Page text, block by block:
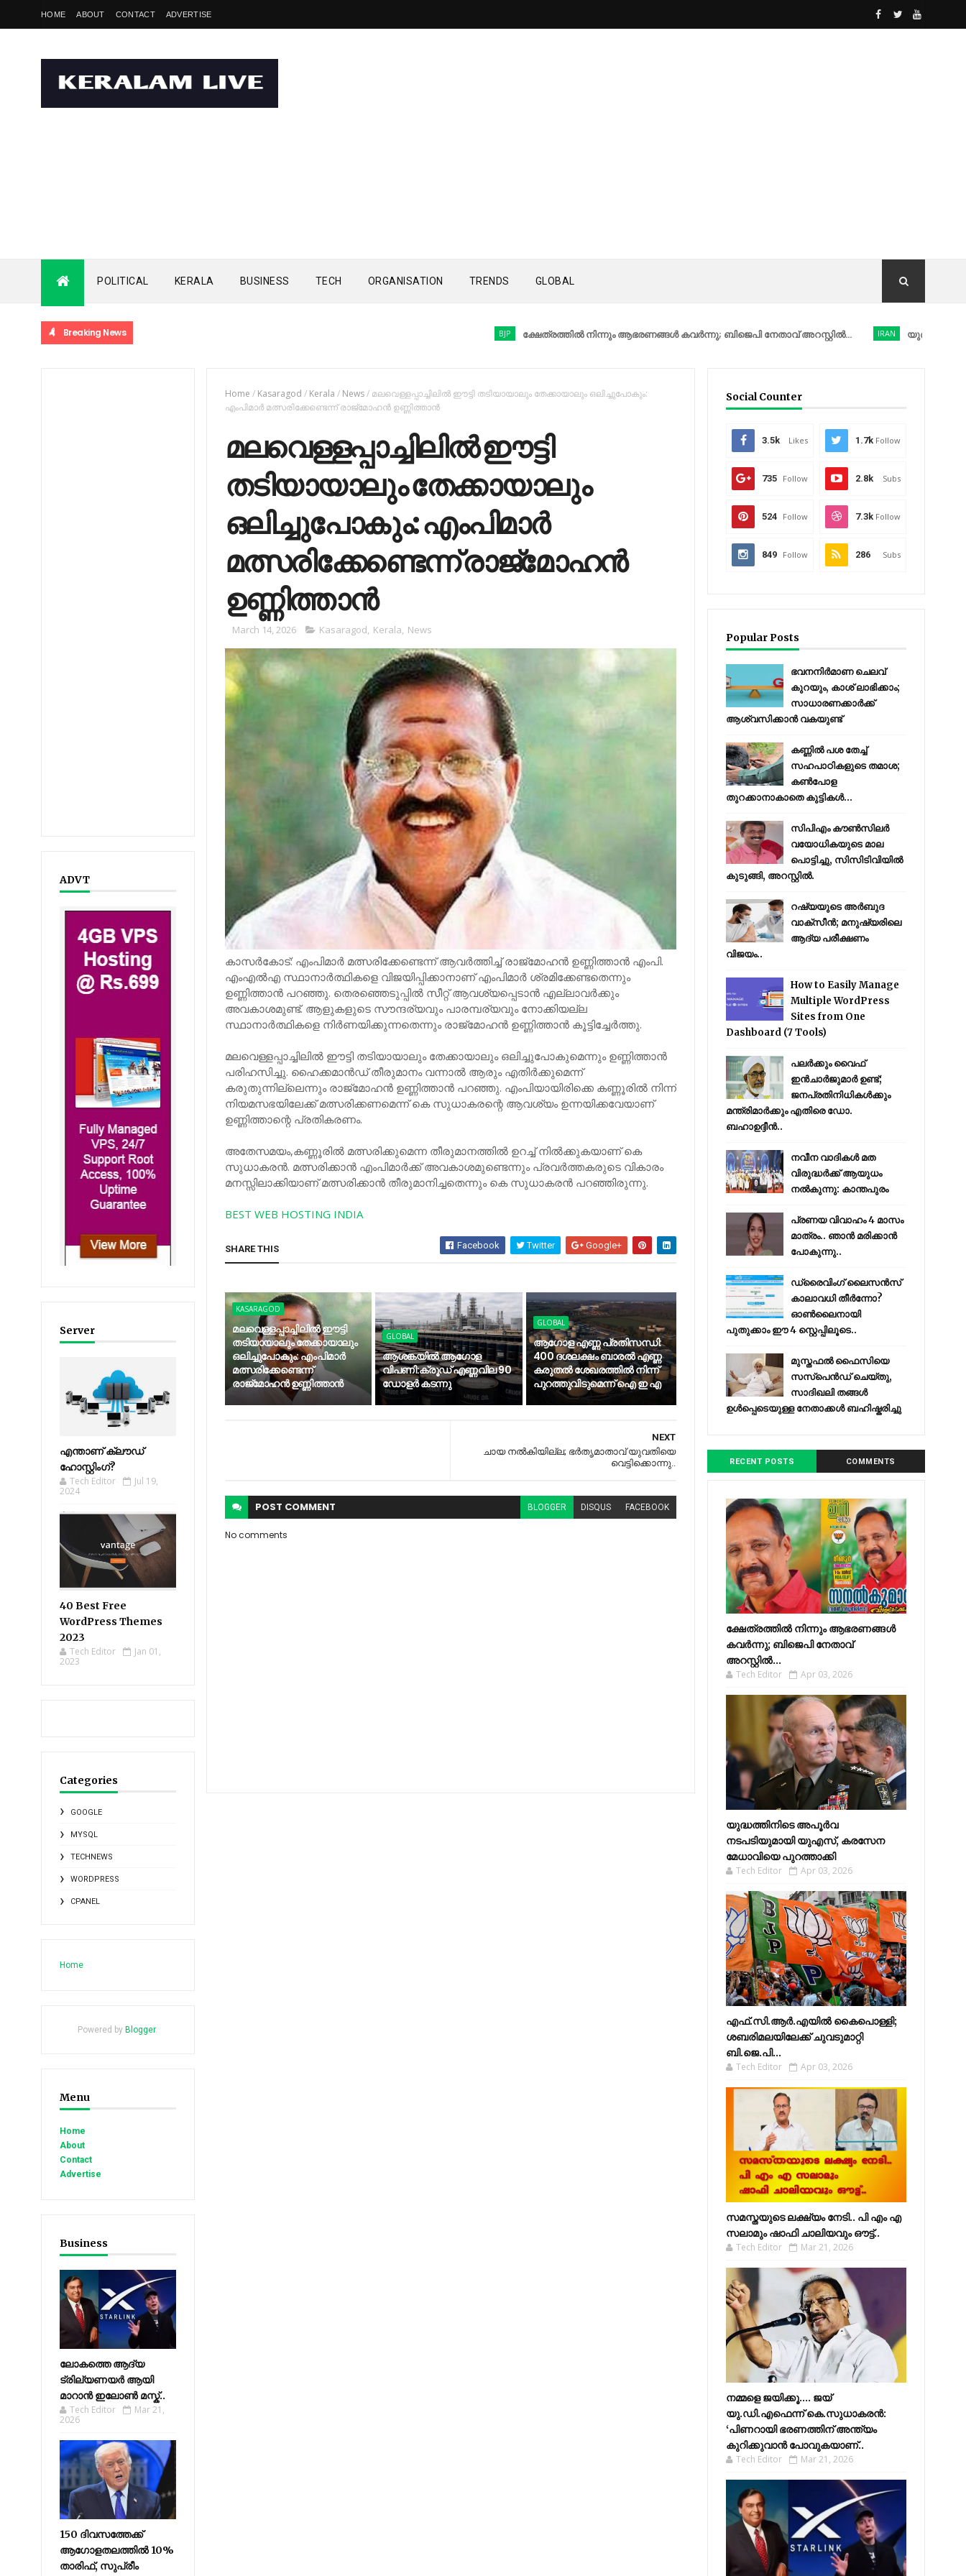
HOME ABOUT CONTACT ADVERTISE
POLITICAL KERALA BUSINESS TECH ORGANISATION TRENDS GLOBAL
Breaking News ക്ഷേത്രത്തിൽ നിന്നും ആഭരണങ്ങൾ കവർന്നു; ബിജെപി നേതാവ് അറസ്റ്റിൽ... IRAN യുദ്ധത്തിനിടെ
ADVT
Server
എന്താണ് ക്ലൗഡ്
ഹോസ്റ്റിംഗ്?
Tech Editor
Jul 19,
2024
40 Best Free
WordPress Themes
2023
Tech Editor
Jan 01,
2023
Categories
GOOGLE
MYSQL
TECHNEWS
WORDPRESS
CPANEL
Home
Powered by Blogger.
Menu
Home
About
Contact
Advertise
Business
ലോകത്തെ ആദ്യ
ട്രില്യണയർ ആയി
മാറാൻ ഇലോൺ മസ്ക്..
Tech Editor
Mar 21,
2026
150 ദിവസത്തേക്ക്
ആഗോളതലത്തിൽ 10%
താരിഫ്, സുപ്രീം
Home / Kasaragod / Kerala / News/ മലവെള്ളപ്പാച്ചിലില്‍ ഈട്ടി തടിയായാലും തേക്കായാലും ഒലിച്ചുപോകും:
എംപിമാര്‍ മത്സരിക്കേണ്ടെന്ന് രാജ്‌മോഹന്‍ ഉണ്ണിത്താന്‍
മലവെള്ളപ്പാച്ചിലില്‍ ഈട്ടി
തടിയായാലും തേക്കായാലും
ഒലിച്ചുപോകും: എംപിമാര്‍
മത്സരിക്കേണ്ടെന്ന് രാജ്‌മോഹന്‍
ഉണ്ണിത്താന്‍
March 14, 2026 Kasaragod, Kerala, News
കാസര്‍കോട്: എംപിമാര്‍ മത്സരിക്കേണ്ടെന്ന് ആവര്‍ത്തിച്ച് രാജ്മോഹന്‍ ഉണ്ണിത്താന്‍ എംപി.
എംഎല്‍എ സ്ഥാനാര്‍ത്ഥികളെ വിജയിപ്പിക്കാനാണ് എംപിമാര്‍ ശ്രമിക്കേണ്ടതെന്നും
ഉണ്ണിത്താന്‍ പറഞ്ഞു. തെരഞ്ഞെടുപ്പില്‍ സീറ്റ് ആവശ്യപ്പെടാന്‍ എല്ലാവര്‍ക്കും
അവകാശമുണ്ട്. ആളുകളുടെ സൗന്ദര്യവും പാരമ്പര്യവും നോക്കിയല്ല
സ്ഥാനാര്‍ത്ഥികളെ നിര്‍ണയിക്കുന്നതെന്നും രാജ്മോഹന്‍ ഉണ്ണിത്താന്‍ കൂട്ടിച്ചേര്‍ത്തു.
മലവെള്ളപ്പാച്ചിലില്‍ ഈട്ടി തടിയായാലും തേക്കായാലും ഒലിച്ചുപോകുമെന്നും ഉണ്ണിത്താന്‍
പരിഹസിച്ചു. ഹൈക്കമാന്‍ഡ് തീരുമാനം വന്നാല്‍ ആരും എതിര്‍ക്കുമെന്ന്
കരുതുന്നില്ലെന്നും രാജ്മോഹന്‍ ഉണ്ണിത്താന്‍ പറഞ്ഞു. എംപിയായിരിക്കെ കണ്ണൂരില്‍ നിന്ന്
നിയമസഭയിലേക്ക് മത്സരിക്കണമെന്ന് കെ സുധാകരന്റെ ആവശ്യം ഉന്നയിക്കവേയാണ്
ഉണ്ണിത്താന്റെ പ്രതികരണം.
അതേസമയം,കണ്ണൂരില്‍ മത്സരിക്കുമെന്ന തീരുമാനത്തില്‍ ഉറച്ച് നില്‍ക്കുകയാണ് കെ
സുധാകരന്‍. മത്സരിക്കാന്‍ എംപിമാര്‍ക്ക് അവകാശമുണ്ടെന്നും പ്രവര്‍ത്തകരുടെ വികാരം
മനസ്സിലാക്കിയാണ് മത്സരിക്കാന്‍ തീരുമാനിച്ചതെന്നും കെ സുധാകരന്‍ പറഞ്ഞിരുന്നു.
BEST WEB HOSTING INDIA
SHARE THIS Facebook Twitter Google+
KASARAGOD
മലവെള്ളപ്പാച്ചിലില്‍ ഈട്ടി
തടിയായാലും തേക്കായാലും
ഒലിച്ചുപോകും: എംപിമാര്‍
മത്സരിക്കേണ്ടെന്ന്
രാജ്‌മോഹന്‍ ഉണ്ണിത്താന്‍
GLOBAL
ആശങ്കയിൽ ആഗോള
വിപണി:ക്രൂഡ് എണ്ണവില 90
ഡോളർ കടന്നു
GLOBAL
ആഗോള എണ്ണ പ്രതിസന്ധി:
400 ദശലക്ഷം ബാരൽ എണ്ണ
കരുതൽ ശേഖരത്തിൽ നിന്ന്
പുറത്തുവിടുമെന്ന് ഐ ഇ എ
NEXT
ചായ നൽകിയില്ല; ഭർതൃമാതാവ് യുവതിയെ
വെട്ടിക്കൊന്നു..
POST COMMENT BLOGGER DISQUS FACEBOOK
No comments
Social Counter
3.5k Likes 1.7k Follow
735 Follow 2.8k Subs
524 Follow 7.3k Follow
849 Follow 286 Subs
Popular Posts
ഭവനനിർമാണ ചെലവ്
കുറയും, കാശ് ലാഭിക്കാം;
സാധാരണക്കാർക്ക്
ആശ്വസിക്കാൻ വകയുണ്ട്
കണ്ണിൽ പശ തേച്ച്
സഹപാഠികളുടെ തമാശ;
കൺപോള
തുറക്കാനാകാതെ കുട്ടികൾ...
സിപിഎം കൗണ്‍സിലര്‍
വയോധികയുടെ മാല
പൊട്ടിച്ചു, സിസിടിവിയില്‍
കുടുങ്ങി, അറസ്റ്റില്‍.
റഷ്യയുടെ അര്‍ബുദ
വാക്‌സീന്‍; മനുഷ്യരിലെ
ആദ്യ പരീക്ഷണം
വിജയം..
How to Easily Manage
Multiple WordPress
Sites from One
Dashboard (7 Tools)
പലർക്കും വൈഫ്
ഇൻചാർജുമാർ ഉണ്ട്;
ജനപ്രതിനിധികൾക്കും
മന്ത്രിമാർക്കും എതിരെ ഡോ.
ബഹാഉദ്ദീൻ..
നവീന വാദികൾ മത
വിരുദ്ധർക്ക് ആയുധം
നൽകുന്നു: കാന്തപുരം
പ്രണയ വിവാഹം 4 മാസം
മാത്രം.. ഞാൻ മരിക്കാൻ
പോകുന്നു..
ഡ്രൈവിംഗ് ലൈസൻസ്
കാലാവധി തീർന്നോ?
ഓൺലൈനായി
പുതുക്കാം ഈ 4 സ്റ്റെപ്പിലൂടെ..
മുസ്തഫൽ ഫൈസിയെ
സസ്‌പെൻഡ് ചെയ്തു,
സാദിഖലി തങ്ങൾ
ഉൾപ്പെടെയുള്ള നേതാക്കൾ ബഹിഷ്കരിച്ചു
RECENT POSTS COMMENTS
ക്ഷേത്രത്തിൽ നിന്നും ആഭരണങ്ങൾ
കവർന്നു; ബിജെപി നേതാവ്
അറസ്റ്റിൽ...
Tech Editor Apr 03, 2026
യുദ്ധത്തിനിടെ അപൂർവ
നടപടിയുമായി യുഎസ്, കരസേന
മേധാവിയെ പുറത്താക്കി
Tech Editor Apr 03, 2026
എഫ്​.സി.ആർ.എയിൽ കൈപൊള്ളി;
ശബരിമലയിലേക്ക്​ ചുവടുമാറ്റി
ബി.ജെ.പി...
Tech Editor Apr 03, 2026
സമസ്തയുടെ ലക്ഷ്യം നേടി.. പി എം എ
സലാമും ഷാഫി ചാലിയവും ഔട്ട്..
Tech Editor Mar 21, 2026
നമ്മളെ ജയിക്കൂ.... ജയ്
യു.ഡി.എഫെന്ന് കെ.സുധാകരൻ:
‘പിണറായി ഭരണത്തിന് അന്ത്യം
കുറിക്കുവാൻ പോവുകയാണ്..
Tech Editor Mar 21, 2026